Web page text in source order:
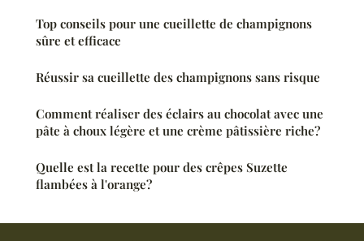
Top conseils pour une cueillette de champignons
sûre et efficace
Réussir sa cueillette des champignons sans risque
Comment réaliser des éclairs au chocolat avec une
pâte à choux légère et une crème pâtissière riche?
Quelle est la recette pour des crêpes Suzette
flambées à l'orange?